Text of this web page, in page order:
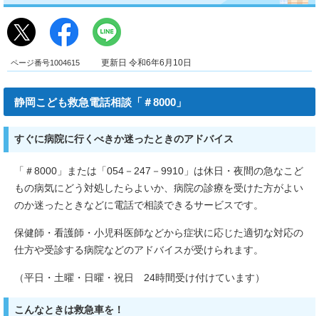
ページ番号1004615 更新日 令和6年6月10日
静岡こども救急電話相談「＃8000」
すぐに病院に行くべきか迷ったときのアドバイス
「＃8000」または「054－247－9910」は休日・夜間の急なこど
もの病気にどう対処したらよいか、病院の診療を受けた方がよい
のか迷ったときなどに電話で相談できるサービスです。
保健師・看護師・小児科医師などから症状に応じた適切な対応の
仕方や受診する病院などのアドバイスが受けられます。
（平日・土曜・日曜・祝日 24時間受け付けています）
こんなときは救急車を！